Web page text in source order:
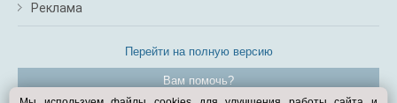
Реклама
Перейти на полную версию
Вам помочь?